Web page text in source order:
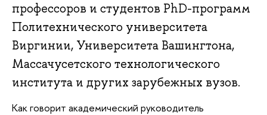
профессоров и студентов PhD-программ
Политехнического университета
Виргинии, Университета Вашингтона,
Массачусетского технологического
института и других зарубежных вузов.
Как говорит академический руководитель